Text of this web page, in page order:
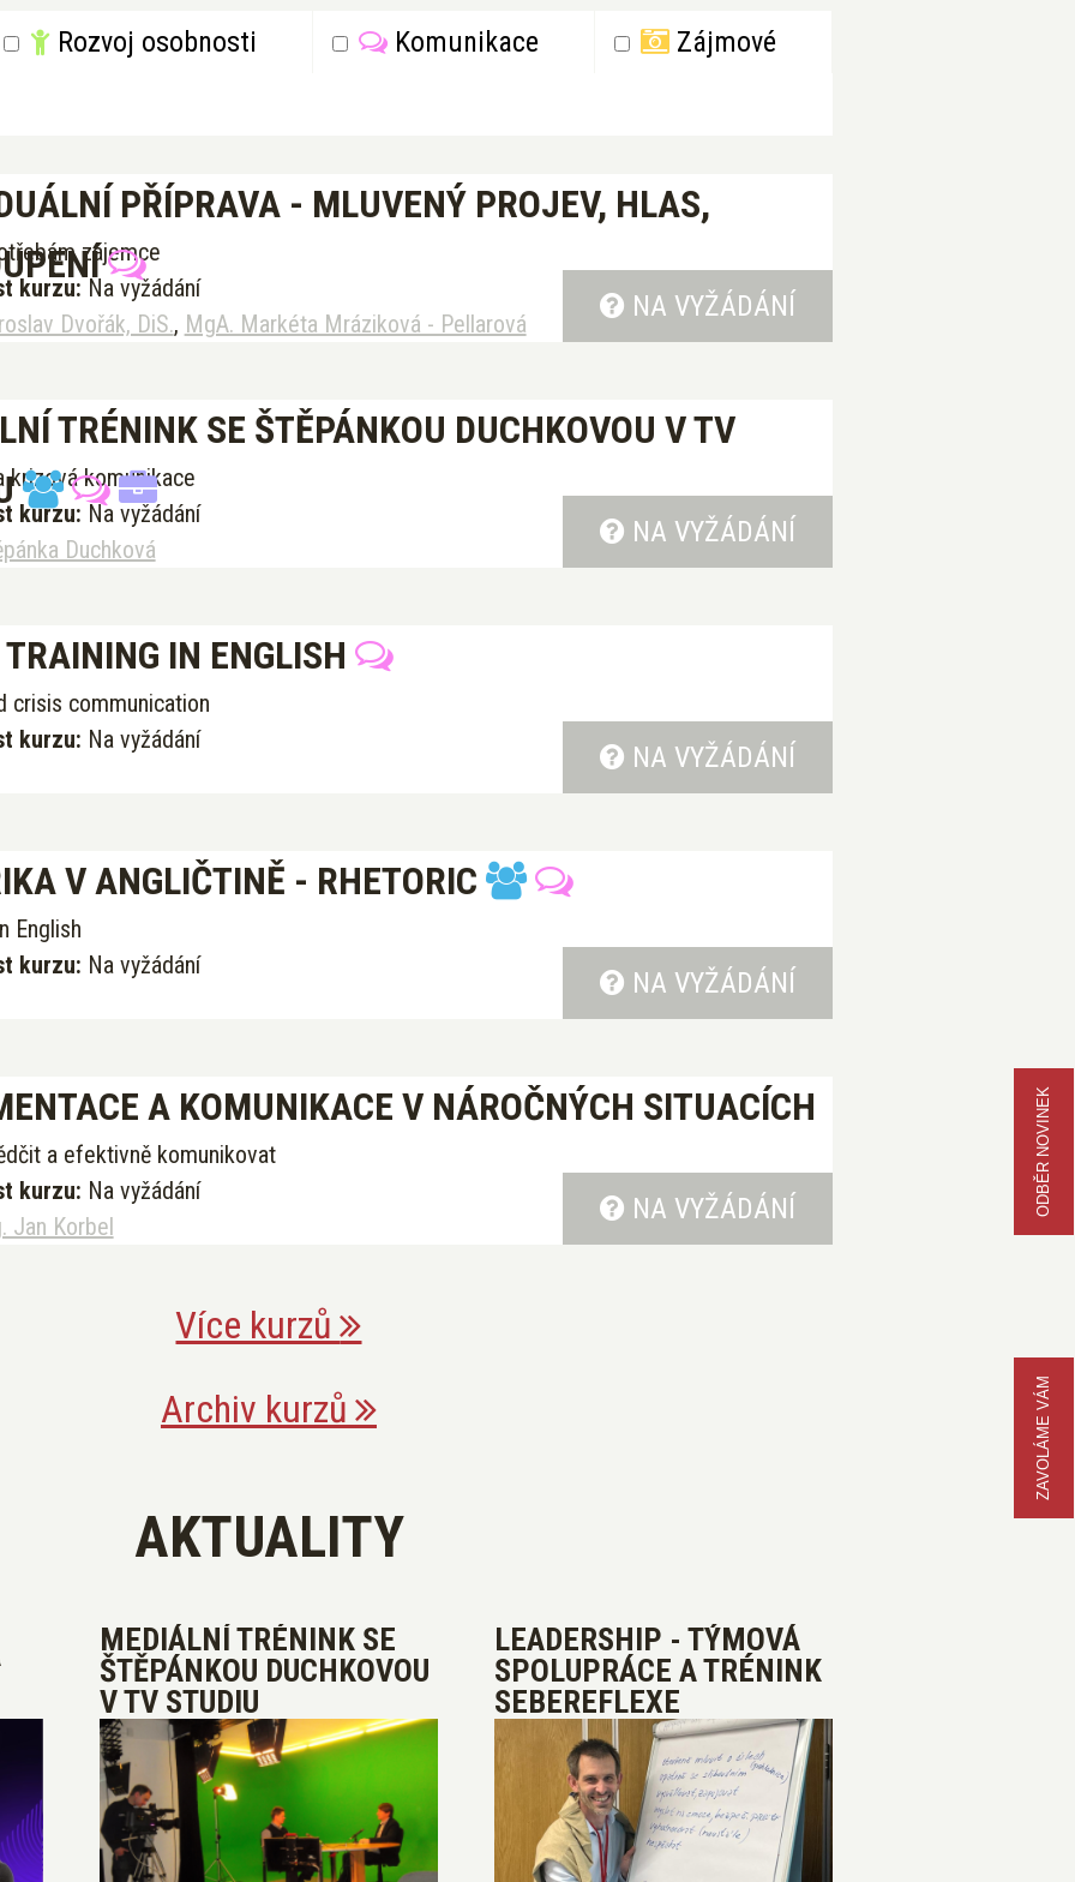
ODBĚR NOVINEK
ZAVOLÁME VÁM
Rozvoj osobnosti Komunikace
Zájmové
PŘÍPRAVA - MLUVENÝ PROJEV, HLAS,
zájemce
kurzu: Na vyžádání
Dvořák, DiS., MgA. Markéta Mráziková - Pellarová
NA VYŽÁDÁNÍ
TRÉNINK SE ŠTĚPÁNKOU DUCHKOVOU V TV
krizová komunikace
kurzu: Na vyžádání
Duchková
NA VYŽÁDÁNÍ
IN ENGLISH
crisis communication
kurzu: Na vyžádání
NA VYŽÁDÁNÍ
V ANGLIČTINĚ - RHETORIC
English
kurzu: Na vyžádání
NA VYŽÁDÁNÍ
A KOMUNIKACE V NÁROČNÝCH SITUACÍCH
a efektivně komunikovat
kurzu: Na vyžádání
Jan Korbel
NA VYŽÁDÁNÍ
Více kurzů
Archiv kurzů
AKTUALITY
MEDIÁLNÍ TRÉNINK SE
ŠTĚPÁNKOU DUCHKOVOU
V TV STUDIU
LEADERSHIP - TÝMOVÁ
SPOLUPRÁCE A TRÉNINK
SEBEREFLEXE